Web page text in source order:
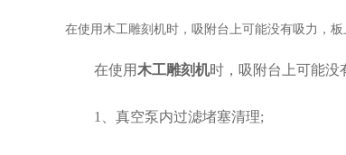
在使用木工雕刻机时，吸附台上可能没有吸力，
在使用木工雕刻机时，吸附台上可能没
1、真空泵内过滤堵塞清理;